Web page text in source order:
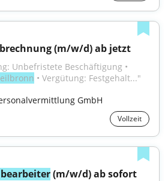
(m/w/d) ab jetzt
Unbefristete Beschäftigung •
• Vergütung: Festgehalt..."
GmbH
Vollzeit
(m/w/d) ab sofort